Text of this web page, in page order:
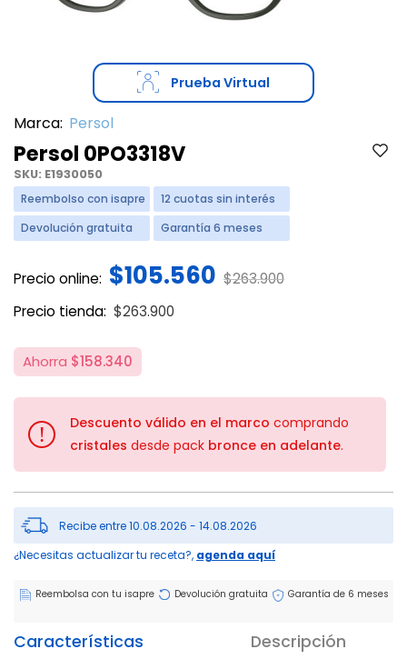
Prueba Virtual
Marca: Persol
Persol 0PO3318V
SKU: E1930050
Reembolso con isapre
12 cuotas sin interés
Devolución gratuita
Garantía 6 meses
Precio online: $105.560 Price reduced from
$263.900to
Precio tienda:
Price reduced from
$263.900
Ahorra $158.340
! Descuento válido en el marco comprando
cristales desde pack bronce en adelante.
Recibe entre 10.08.2026 - 14.08.2026
¿Necesitas actualizar tu receta?, agenda aquí
Reembolsa con tu isapre Devolución gratuita Garantía de 6 meses
Características Descripción